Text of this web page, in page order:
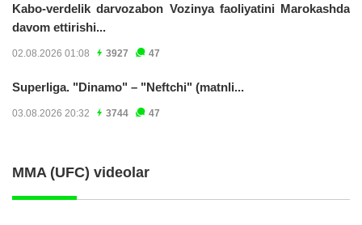
Kabo-verdelik darvozabon Vozinya faoliyatini Marokashda
davom ettirishi...
02.08.2026 01:08 3927 47
Superliga. "Dinamo" – "Neftchi" (matnli...
03.08.2026 20:32 3744 47
MMA (UFC) videolar